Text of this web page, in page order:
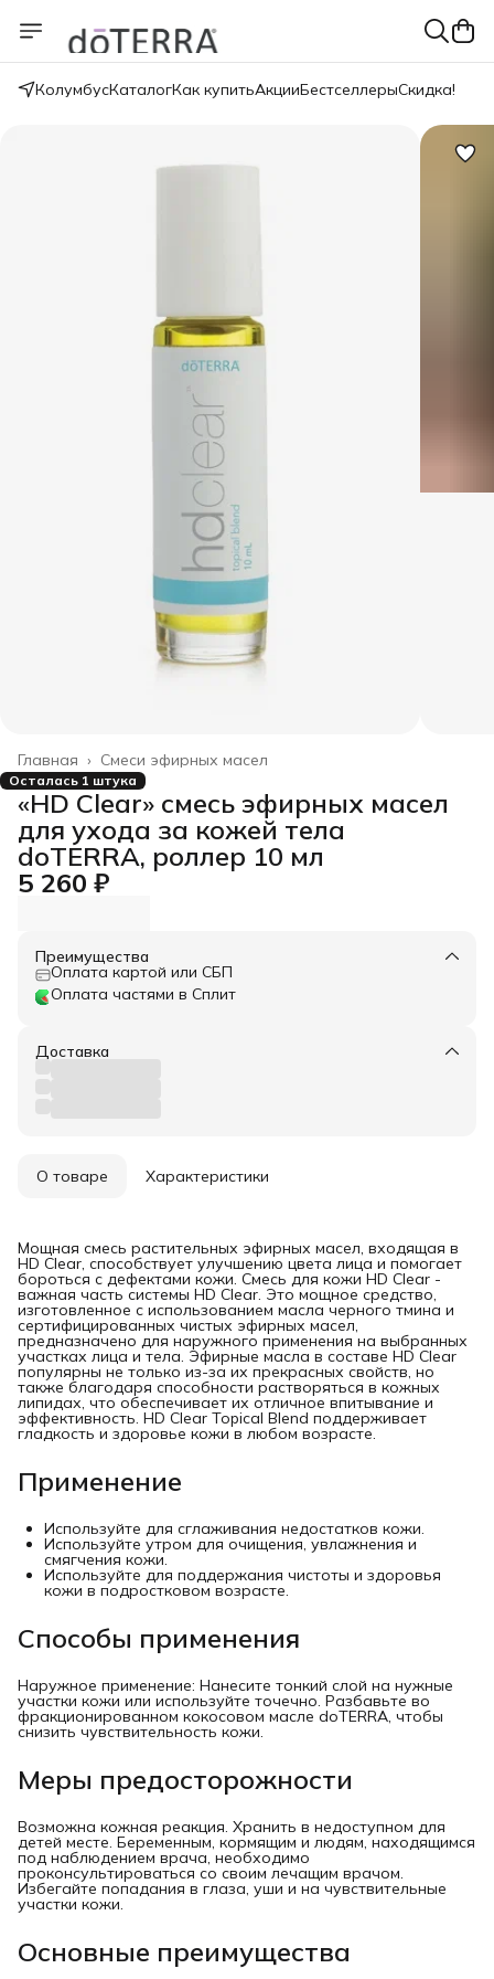
КолумбусКаталогКак купитьАкцииБестселлерыСкидка!
Смеси эфирных масел
Главная ›
Осталась 1 штука
«HD Clear» смесь эфирных масел
для ухода за кожей тела
doTERRA, роллер 10 мл
5 260 ₽
Преимущества
Оплата картой или СБП
Оплата частями в Сплит
Доставка
О товаре Характеристики
Мощная смесь растительных эфирных масел, входящая в
HD Clear, способствует улучшению цвета лица и помогает
бороться с дефектами кожи. Смесь для кожи HD Clear -
важная часть системы HD Clear. Это мощное средство,
изготовленное с использованием масла черного тмина и
сертифицированных чистых эфирных масел,
предназначено для наружного применения на выбранных
участках лица и тела. Эфирные масла в составе HD Clear
популярны не только из-за их прекрасных свойств, но
также благодаря способности растворяться в кожных
липидах, что обеспечивает их отличное впитывание и
эффективность. HD Clear Topical Blend поддерживает
гладкость и здоровье кожи в любом возрасте.
Применение
Используйте для сглаживания недостатков кожи.
Используйте утром для очищения, увлажнения и
смягчения кожи.
Используйте для поддержания чистоты и здоровья
кожи в подростковом возрасте.
Способы применения
Наружное применение: Нанесите тонкий слой на нужные
участки кожи или используйте точечно. Разбавьте во
фракционированном кокосовом масле doTERRA, чтобы
снизить чувствительность кожи.
Меры предосторожности
Возможна кожная реакция. Хранить в недоступном для
детей месте. Беременным, кормящим и людям, находящимся
под наблюдением врача, необходимо
проконсультироваться со своим лечащим врачом.
Избегайте попадания в глаза, уши и на чувствительные
участки кожи.
Основные преимущества